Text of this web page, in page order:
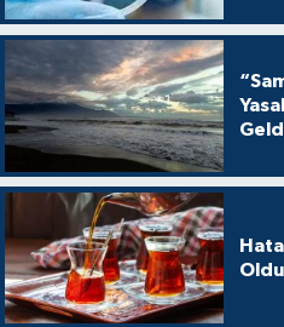
Oldu